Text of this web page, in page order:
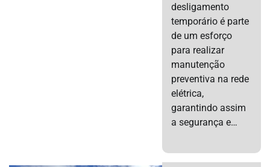
desligamento
temporário é parte
de um esforço
para realizar
manutenção
preventiva na rede
elétrica,
garantindo assim
a segurança e…